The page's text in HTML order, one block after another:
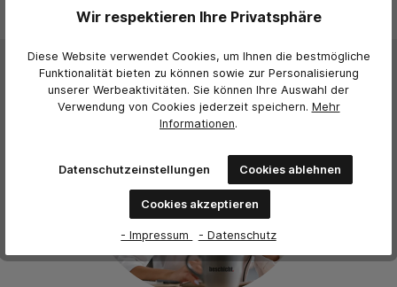
Wir respektieren Ihre Privatsphäre
Diese Website verwendet Cookies, um Ihnen die bestmögliche
Funktionalität bieten zu können sowie zur Personalisierung
unserer Werbeaktivitäten. Sie können Ihre Auswahl der
Verwendung von Cookies jederzeit speichern. Mehr
Informationen.
Datenschutzeinstellungen Cookies ablehnen
Cookies akzeptieren
- Impressum - Datenschutz